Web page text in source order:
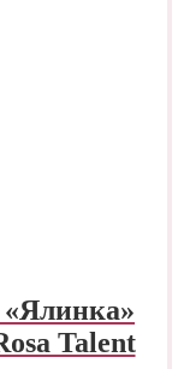
«Ялинка»
Talent